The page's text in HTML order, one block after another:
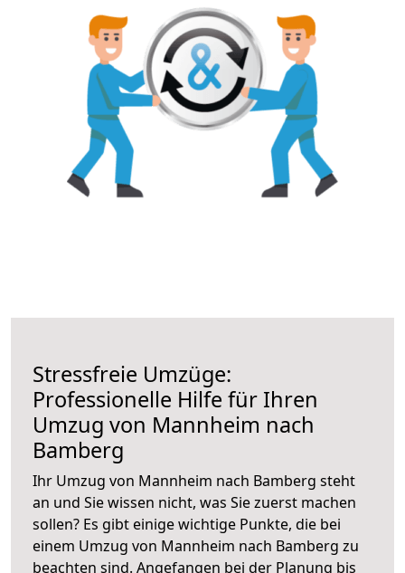
Stressfreie Umzüge:
Professionelle Hilfe für Ihren
Umzug von Mannheim nach
Bamberg
Ihr Umzug von Mannheim nach Bamberg steht
an und Sie wissen nicht, was Sie zuerst machen
sollen? Es gibt einige wichtige Punkte, die bei
einem Umzug von Mannheim nach Bamberg zu
beachten sind. Angefangen bei der Planung bis